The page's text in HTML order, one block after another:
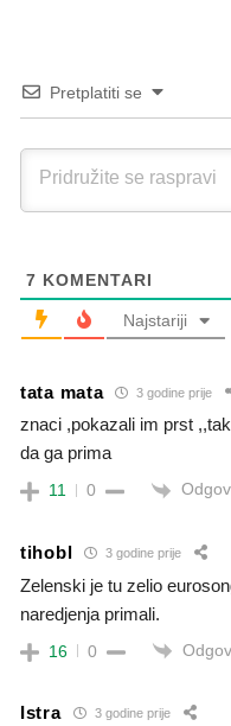
Pretplatiti se
7 KOMENTARI
Najstariji
tata mata 3 godine prije
znaci ,pokazali im prst
da ga prima
11 0
tihobl 3 godine prije
Zelenski je tu zelio
naredjenja primali.
16 0
Istra 3 godine prije